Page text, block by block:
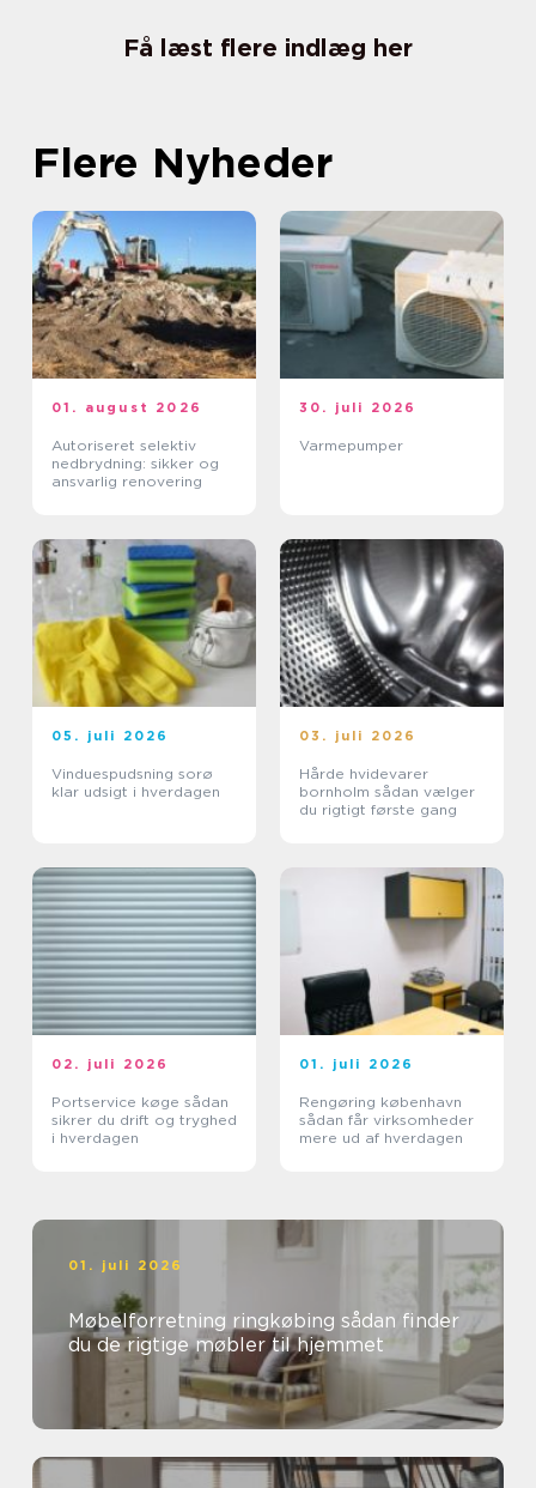
Få læst flere indlæg her
Flere Nyheder
01. august 2026
Autoriseret selektiv
nedbrydning: sikker og
ansvarlig renovering
30. juli 2026
Varmepumper
05. juli 2026
Vinduespudsning sorø
klar udsigt i hverdagen
03. juli 2026
Hårde hvidevarer
bornholm sådan vælger
du rigtigt første gang
02. juli 2026
Portservice køge sådan
sikrer du drift og tryghed
i hverdagen
01. juli 2026
Rengøring københavn
sådan får virksomheder
mere ud af hverdagen
01. juli 2026
Møbelforretning ringkøbing sådan finder
du de rigtige møbler til hjemmet